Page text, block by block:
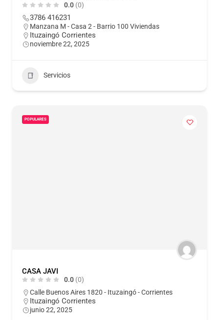
0.0 (0)
3786 416231
Manzana M - Casa 2 - Barrio 100 Viviendas
Ituzaingó Corrientes
noviembre 22, 2025
Servicios
POPULARES
CASA JAVI
0.0 (0)
Calle Buenos Aires 1820 - Ituzaingó - Corrientes
Ituzaingó Corrientes
junio 22, 2025